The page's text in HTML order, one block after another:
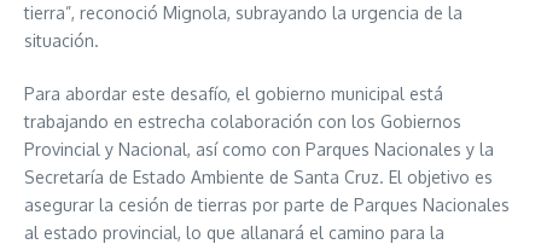
tierra”, reconoció Mignola, subrayando la urgencia de la
situación.
Para abordar este desafío, el gobierno municipal está
trabajando en estrecha colaboración con los Gobiernos
Provincial y Nacional, así como con Parques Nacionales y la
Secretaría de Estado Ambiente de Santa Cruz. El objetivo es
asegurar la cesión de tierras por parte de Parques Nacionales
al estado provincial, lo que allanará el camino para la